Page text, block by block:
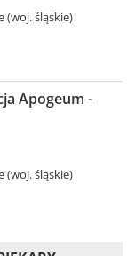
(woj. śląskie)
Apogeum -
(woj. śląskie)